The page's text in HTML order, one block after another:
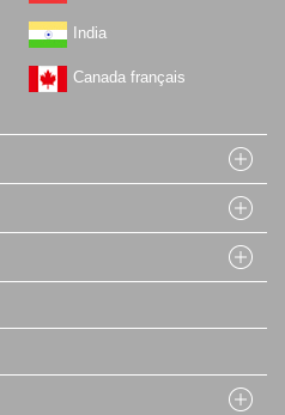
India
Canada français